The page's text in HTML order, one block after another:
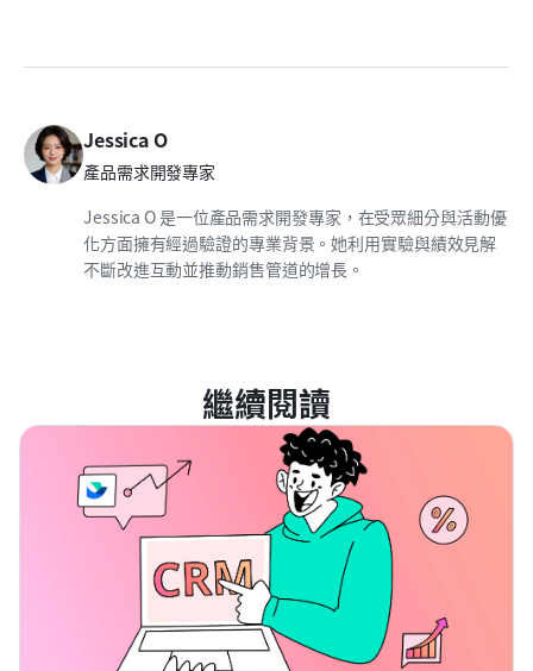
Jessica O
產品需求開發專家
Jessica O 是一位產品需求開發專家，在受眾細分與活動優
化方面擁有經過驗證的專業背景。她利用實驗與績效見解
不斷改進互動並推動銷售管道的增長。
繼續閱讀